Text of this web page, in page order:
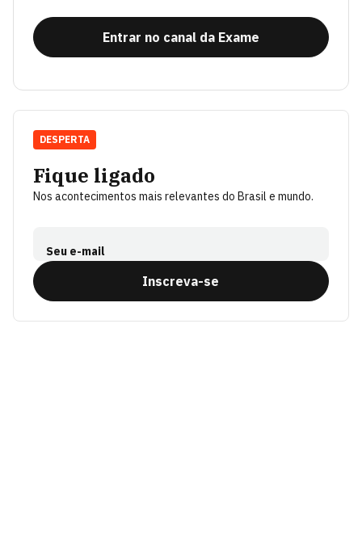
Entrar no canal da Exame
Fique ligado
Nos acontecimentos mais relevantes do Brasil e mundo.
Seu e-mail
Inscreva-se
DESPERTA